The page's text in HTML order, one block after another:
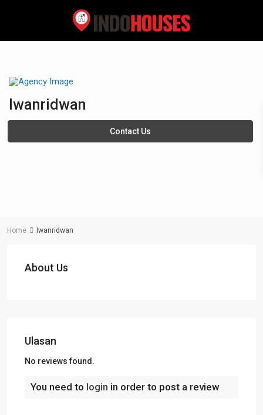
Iwanridwan
Contact Us
Home Iwanridwan
About Us
Ulasan
No reviews found.
You need to login in order to post a review